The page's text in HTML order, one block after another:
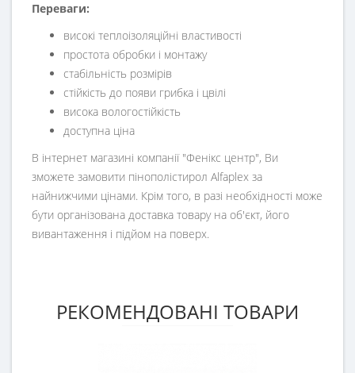
Переваги:
високі теплоізоляційні властивості
простота обробки і монтажу
стабільність розмірів
стійкість до появи грибка і цвілі
висока вологостійкість
доступна ціна
В інтернет магазині компанії "Фенікс центр", Ви
зможете замовити пінополістирол Alfaplex за
найнижчими цінами. Крім того, в разі необхідності може
бути організована доставка товару на об'єкт, його
вивантаження і підйом на поверх.
РЕКОМЕНДОВАНІ ТОВАРИ